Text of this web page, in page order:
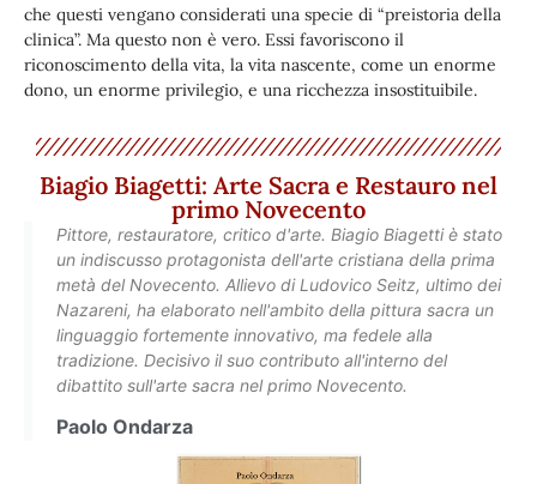
che questi vengano considerati una specie di “preistoria della
clinica”. Ma questo non è vero. Essi favoriscono il
riconoscimento della vita, la vita nascente, come un enorme
dono, un enorme privilegio, e una ricchezza insostituibile.
Biagio Biagetti: Arte Sacra e Restauro nel
primo Novecento
Pittore, restauratore, critico d'arte. Biagio Biagetti è stato
un indiscusso protagonista dell'arte cristiana della prima
metà del Novecento. Allievo di Ludovico Seitz, ultimo dei
Nazareni, ha elaborato nell'ambito della pittura sacra un
linguaggio fortemente innovativo, ma fedele alla
tradizione. Decisivo il suo contributo all'interno del
dibattito sull'arte sacra nel primo Novecento.
Paolo Ondarza